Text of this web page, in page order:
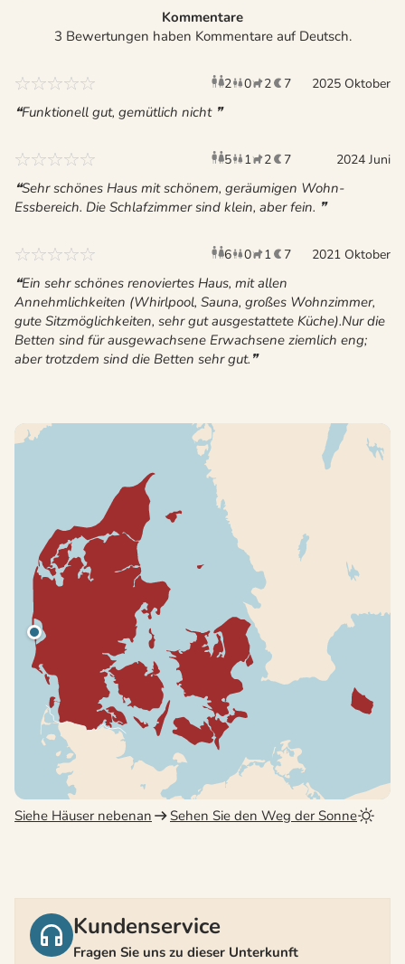
Kommentare
3 Bewertungen haben Kommentare auf Deutsch.
2 Erwachsene
0 Kinder
2 Haustiere
7 2025 Oktober
Funktionell gut, gemütlich nicht
5 Erwachsene
1 Kind
2 Haustiere
7 2024 Juni
Sehr schönes Haus mit schönem, geräumigen Wohn-
Essbereich. Die Schlafzimmer sind klein, aber fein.
6 Erwachsene
0 Kinder
1 Haustier
7 2021 Oktober
Ein sehr schönes renoviertes Haus, mit allen
Annehmlichkeiten (Whirlpool, Sauna, großes Wohnzimmer,
gute Sitzmöglichkeiten, sehr gut ausgestattete Küche).Nur die
Betten sind für ausgewachsene Erwachsene ziemlich eng;
aber trotzdem sind die Betten sehr gut.
Siehe Häuser nebenan Sehen Sie den Weg der Sonne
Kundenservice
Fragen Sie uns zu dieser Unterkunft